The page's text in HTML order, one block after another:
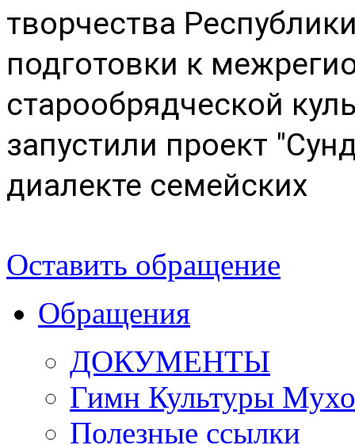
творчества
подготовки к
старообрядческой
запустили проект
диалекте семейских
Оставить обращение
Обращения
ДОКУМЕНТЫ
Гимн Культуры
Полезные ссылки